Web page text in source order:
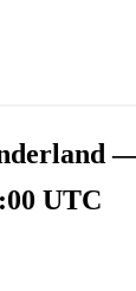
ลัก
UTC